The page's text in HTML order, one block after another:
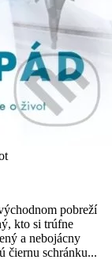
pobreží
kto si trúfne
a nebojácny
čiernu schránku...